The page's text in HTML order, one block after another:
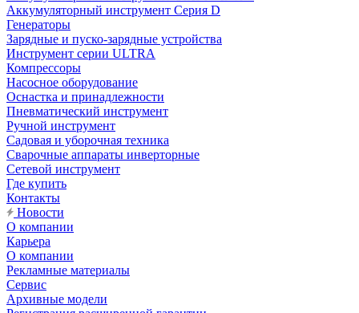
Аккумуляторный инструмент Серия D
Генераторы
Зарядные и пуско-зарядные устройства
Инструмент серии ULTRA
Компрессоры
Насосное оборудование
Оснастка и принадлежности
Пневматический инструмент
Ручной инструмент
Садовая и уборочная техника
Сварочные аппараты инверторные
Сетевой инструмент
Где купить
Контакты
Новости
О компании
Карьера
О компании
Рекламные материалы
Сервис
Архивные модели